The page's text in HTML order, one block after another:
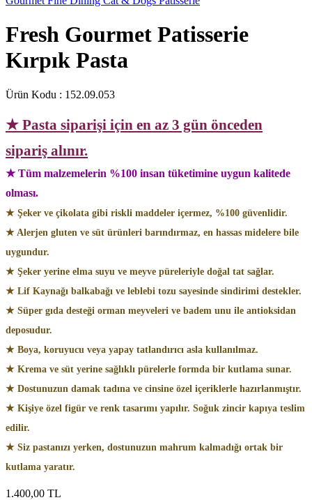
Fresh Gourmet Patisserie
Kırpık Pasta
Ürün Kodu : 152.09.053
★ Pasta siparişi için en az 3 gün önceden
sipariş alınır.
★ Tüm malzemelerin %100 insan tüketimine uygun kalitede
olması.
★ Şeker ve çikolata gibi riskli maddeler içermez, %100 güvenlidir.
★ Alerjen gluten ve süt ürünleri barındırmaz, en hassas midelere bile
uygundur.
★ Şeker yerine elma suyu ve meyve püreleriyle doğal tat sağlar.
★ Lif Kaynağı balkabağı ve leblebi tozu sayesinde sindirimi destekler.
★ Süper gıda desteği orman meyveleri ve badem unu ile antioksidan
deposudur.
★ Boya, koruyucu veya yapay tatlandırıcı asla kullanılmaz.
★ Krema ve süt yerine sağlıklı pürelerle formda bir kutlama sunar.
★ Dostunuzun damak tadına ve cinsine özel içeriklerle hazırlanmıştır.
★ Kişiye özel figür ve renk tasarımı yapılır. Soğuk zincir kapıya teslim
edilir.
★ Siz pastanızı yerken, dostunuzun mahrum kalmadığı ortak bir
kutlama yaratır.
1.400,00 TL